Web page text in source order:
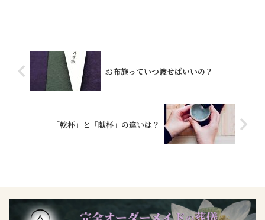
お布施っていつ渡せばいいの？
「乾杯」と「献杯」の違いは？